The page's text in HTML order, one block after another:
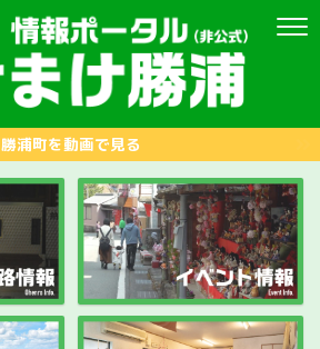
勝浦町を動画で見る